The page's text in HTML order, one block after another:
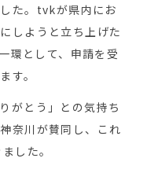
た。tvkが県内にお
しようと立ち上げた
環として、申請を受
す。
がとう」との気持ち
奈川が賛同し、これ
した。